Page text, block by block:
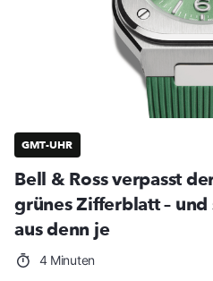
GMT-UHR
Bell & Ross verpasst
grünes Zifferblatt – und
aus denn je
4 Minuten